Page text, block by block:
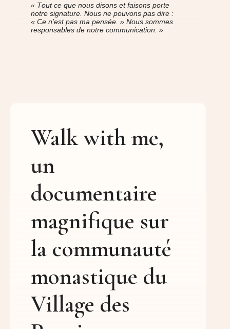
« Tout ce que nous disons et faisons porte
notre signature. Nous ne pouvons pas dire :
« Ce n’est pas ma pensée. » Nous sommes
responsables de notre communication. »
Walk with me,
un
documentaire
magnifique sur
la communauté
monastique du
Village des